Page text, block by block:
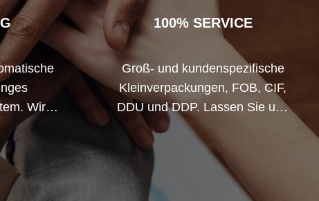
Wir
100% SERVICE
Groß- und kundenspezifische
Kleinverpackungen, FOB, CIF,
DDU und DDP. Lassen Sie uns
Ihnen helfen, die beste Lösung
für alle Ihre Anliegen zu finden.